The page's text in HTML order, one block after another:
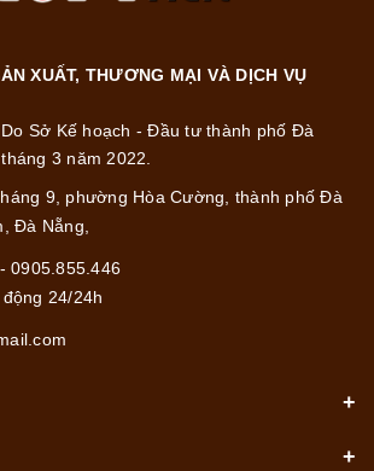
XUẤT, THƯƠNG MẠI VÀ DỊCH VỤ
Sở Kế hoạch - Đầu tư thành phố Đà
3 năm 2022.
9, phường Hòa Cường, thành phố Đà
Đà Nẵng,
- 0905.855.446
24/24h